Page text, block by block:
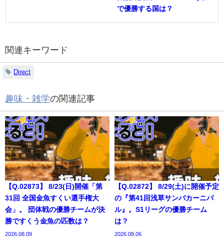
で優勝する国は？
関連キーワード
Direct
趣味・雑学の関連記事
【Q.02873】 8/23(日)開催「第
31回 全国金魚すくい選手権大
会」。 団体戦の優勝チームが決
勝ですくう金魚の匹数は？
2026.08.09
【Q.02872】 8/29(土)に開催予定
の『第41回浅草サンバカーニバ
ル』。S1リーグの優勝チーム
は？
2026.08.06